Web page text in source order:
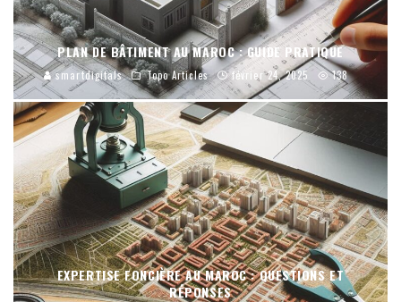
PLAN DE BÂTIMENT AU MAROC : GUIDE PRATIQUE
smartdigitals Topo Articles février 24, 2025 138
EXPERTISE FONCIÈRE AU MAROC : QUESTIONS ET
RÉPONSES